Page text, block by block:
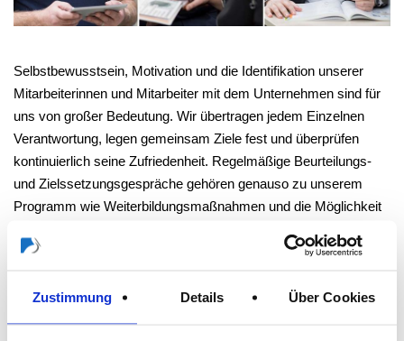
Zustimmung Details Über Cookies
Selbstbewusstsein, Motivation und die Identifikation unserer
Mitarbeiterinnen und Mitarbeiter mit dem Unternehmen sind für
uns von großer Bedeutung. Wir übertragen jedem Einzelnen
Verantwortung, legen gemeinsam Ziele fest und überprüfen
kontinuierlich seine Zufriedenheit. Regelmäßige Beurteilungs-
und Zielssetzungsgespräche gehören genauso zu unserem
Programm wie Weiterbildungsmaßnahmen und die Möglichkeit
orientiert und misst sich an unseren schriftlich festgelegten